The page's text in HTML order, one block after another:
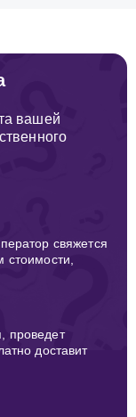
вашей
свяжется
стоимости,
проведет
доставит